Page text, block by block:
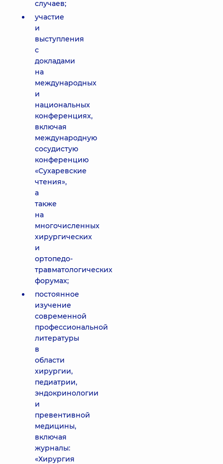
случаев;
участие
и
выступления
с
докладами
на
международных
и
национальных
конференциях,
включая
международную
сосудистую
конференцию
«Сухаревские
чтения»,
а
также
на
многочисленных
хирургических
и
ортопедо-
травматологических
форумах;
постоянное
изучение
современной
профессиональной
литературы
в
области
хирургии,
педиатрии,
эндокринологии
и
превентивной
медицины,
включая
журналы:
«Хирургия